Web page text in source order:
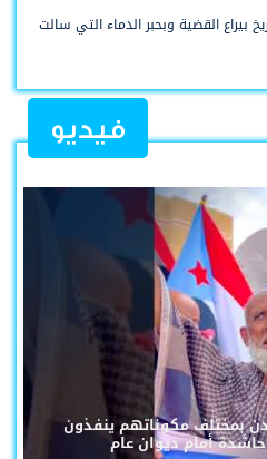
بيراع القضية وبحبر الدماء التي سالت
فيديو
بمختلف مكوناتهم ينفذون
أمام ديوان عام